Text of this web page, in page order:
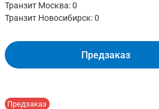
Предзаказ
Транзит Москва:0
Транзит Новосибирск:0
Предзаказ